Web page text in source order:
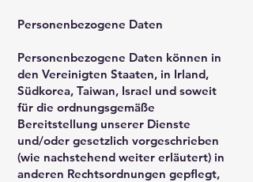
Personenbezogene Daten
Personenbezogene Daten können in
den Vereinigten Staaten, in Irland,
Südkorea, Taiwan, Israel und soweit
für die ordnungsgemäße
Bereitstellung unserer Dienste
und/oder gesetzlich vorgeschrieben
(wie nachstehend weiter erläutert) in
anderen Rechtsordnungen gepflegt,